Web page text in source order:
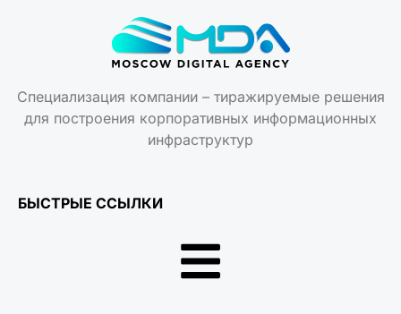
Специализация компании – тиражируемые решения
для построения корпоративных информационных
инфраструктур
БЫСТРЫЕ ССЫЛКИ